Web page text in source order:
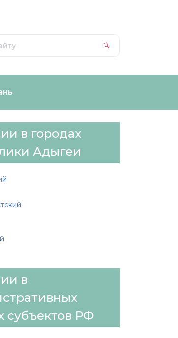
в городах
Адыгеи
в
субъектов РФ